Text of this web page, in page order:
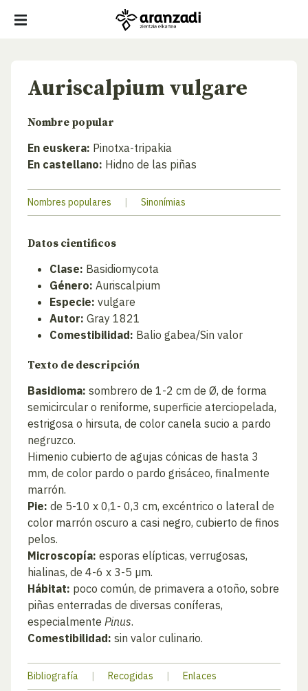
Auriscalpium vulgare
Nombre popular
En euskera: Pinotxa-tripakia
En castellano: Hidno de las piñas
Nombres populares | Sinonímias
Datos cientificos
Clase: Basidiomycota
Género: Auriscalpium
Especie: vulgare
Autor: Gray 1821
Comestibilidad: Balio gabea/Sin valor
Texto de descripción
Basidioma: sombrero de 1-2 cm de Ø, de forma
semicircular o reniforme, superficie aterciopelada,
estrigosa o hirsuta, de color canela sucio a pardo
negruzco.
Himenio cubierto de agujas cónicas de hasta 3
mm, de color pardo o pardo grisáceo, finalmente
marrón.
Pie: de 5-10 x 0,1- 0,3 cm, excéntrico o lateral de
color marrón oscuro a casi negro, cubierto de finos
pelos.
Microscopía: esporas elípticas, verrugosas,
hialinas, de 4-6 x 3-5 µm.
Hábitat: poco común, de primavera a otoño, sobre
piñas enterradas de diversas coníferas,
especialmente Pinus.
Comestibilidad: sin valor culinario.
Bibliografía | Recogidas | Enlaces